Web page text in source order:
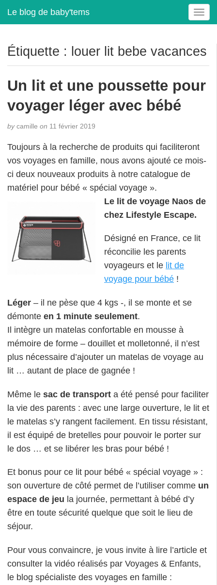
Le blog de baby'tems
T
o
l
e
i
o
Étiquette : louer lit bebe vacances
Un lit et une poussette pour
voyager léger avec bébé
bycamille on 11 février 2019
Toujours à la recherche de produits qui faciliteront
vos voyages en famille, nous avons ajouté ce mois-
ci deux nouveaux produits à notre catalogue de
matériel pour bébé « spécial voyage ».
Le lit de voyage Naos de
chez Lifestyle Escape.
Désigné en France, ce lit
réconcilie les parents
voyageurs et le lit de
voyage pour bébé !
Léger – il ne pèse que 4 kgs -, il se monte et se
démonte en 1 minute seulement.
Il intègre un matelas confortable en mousse à
mémoire de forme – douillet et molletonné, il n’est
plus nécessaire d’ajouter un matelas de voyage au
lit … autant de place de gagnée !
Même le sac de transport a été pensé pour faciliter
la vie des parents : avec une large ouverture, le lit et
le matelas s’y rangent facilement. En tissu résistant,
il est équipé de bretelles pour pouvoir le porter sur
le dos … et se libérer les bras pour bébé !
Et bonus pour ce lit pour bébé « spécial voyage » :
son ouverture de côté permet de l’utiliser comme un
espace de jeu la journée, permettant à bébé d’y
être en toute sécurité quelque que soit le lieu de
séjour.
Pour vous convaincre, je vous invite à lire l’article et
consulter la vidéo réalisés par Voyages & Enfants,
le blog spécialiste des voyages en famille :